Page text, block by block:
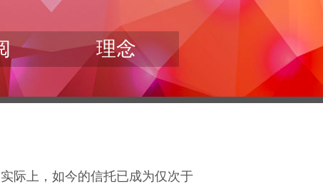
理念
际上，如今的信托已成为仅次于